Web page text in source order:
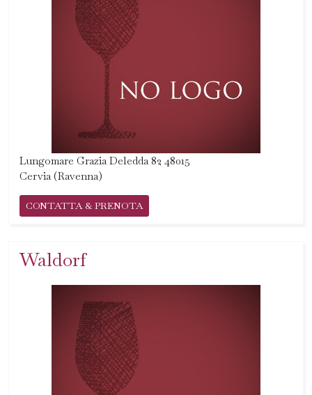
Lungomare Grazia Deledda 82 48015
Cervia (Ravenna)
CONTATTA & PRENOTA
Waldorf